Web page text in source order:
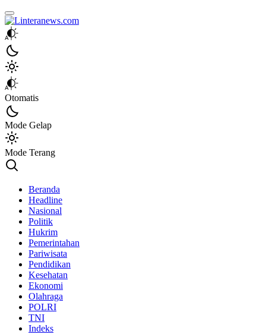
Linteranews.com
Lintas Informasi Tercepat dan Akurat
Otomatis
Mode Gelap
Mode Terang
Beranda
Headline
Nasional
Politik
Hukrim
Pemerintahan
Pariwisata
Pendidikan
Kesehatan
Ekonomi
Olahraga
POLRI
TNI
Indeks